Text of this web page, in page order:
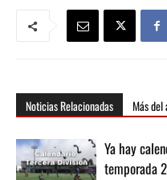
Noticias Relacionadas Más
Ya hay
temporada